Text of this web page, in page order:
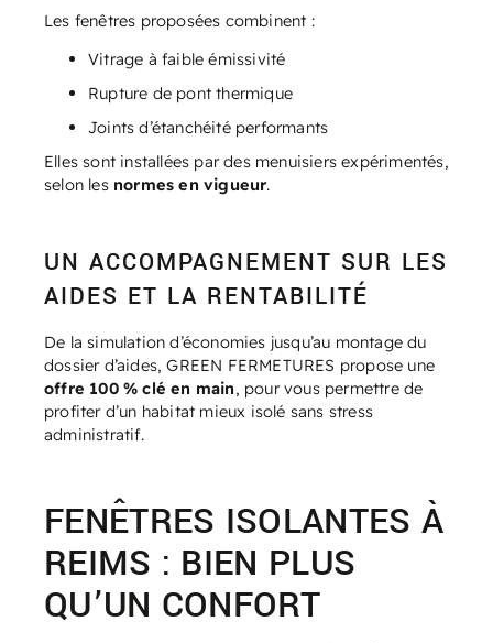
Les fenêtres proposées combinent :
Vitrage à faible émissivité
Rupture de pont thermique
Joints d’étanchéité performants
Elles sont installées par des menuisiers expérimentés,
selon les normes en vigueur.
UN ACCOMPAGNEMENT SUR LES
AIDES ET LA RENTABILITÉ
De la simulation d’économies jusqu’au montage du
dossier d’aides, GREEN FERMETURES propose une
offre 100 % clé en main, pour vous permettre de
profiter d’un habitat mieux isolé sans stress
administratif.
FENÊTRES ISOLANTES À
REIMS : BIEN PLUS
QU’UN CONFORT